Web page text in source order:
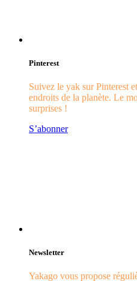
Pinterest
Suivez le yak sur Pinterest
endroits de la planète. Le
surprises !
S’abonner
Newsletter
Yakago vous propose